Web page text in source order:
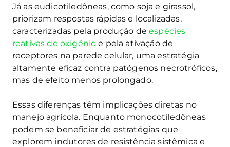
Já as eudicotiledôneas, como soja e girassol,
priorizam respostas rápidas e localizadas,
caracterizadas pela produção deespécies
reativas de oxigênio e pela ativação de
receptores na parede celular, uma estratégia
altamente eficaz contra patógenos necrotróficos,
mas de efeito menos prolongado.
Essas diferenças têm implicações diretas no
manejo agrícola. Enquanto monocotiledôneas
podem se beneficiar de estratégias que
explorem indutores de resistência sistêmica e